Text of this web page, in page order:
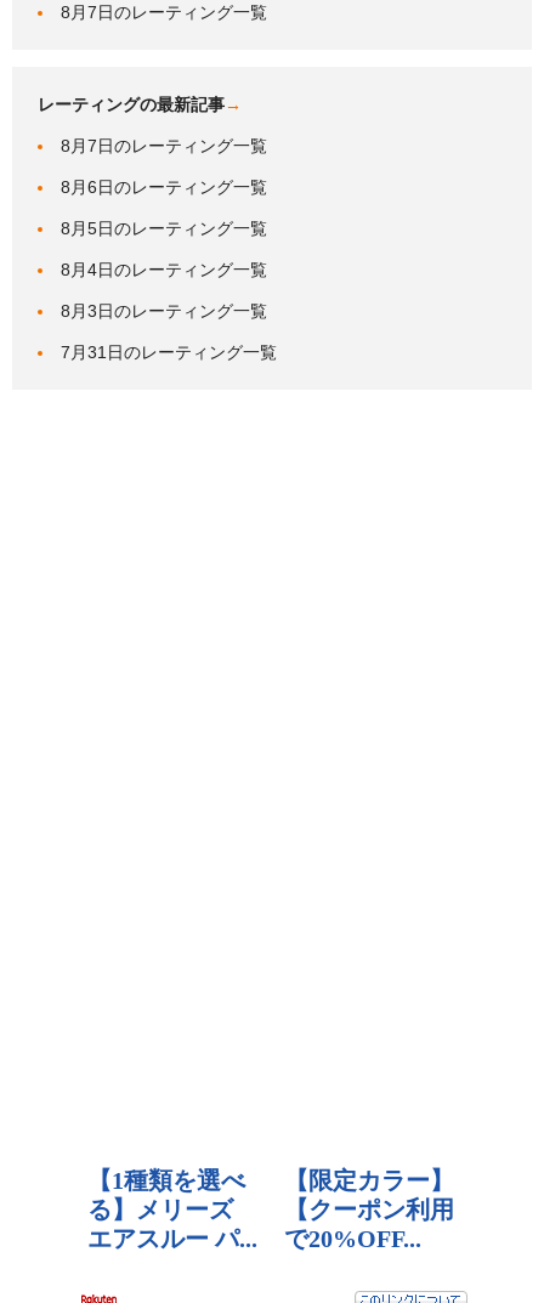
8月7日のレーティング一覧
レーティングの最新記事→
8月7日のレーティング一覧
8月6日のレーティング一覧
8月5日のレーティング一覧
8月4日のレーティング一覧
8月3日のレーティング一覧
7月31日のレーティング一覧